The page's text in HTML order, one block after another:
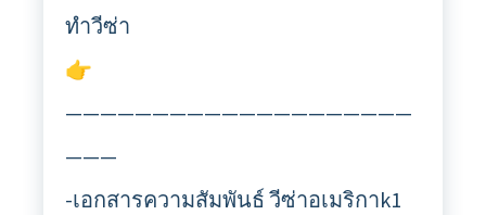
ทำวีซ่า
👉
————————————————————
———
-เอกสารความสัมพันธ์ วีซ่าอเมริกาk1